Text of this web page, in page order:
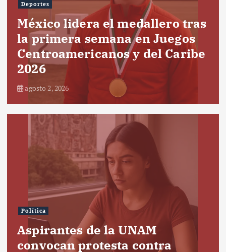
Deportes
México lidera el medallero tras
la primera semana en Juegos
Centroamericanos y del Caribe
2026
agosto 2, 2026
Política
Aspirantes de la UNAM
convocan protesta contra